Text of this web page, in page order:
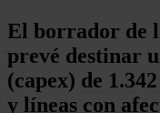
El borrador de
prevé destinar
(capex) de
y líneas con